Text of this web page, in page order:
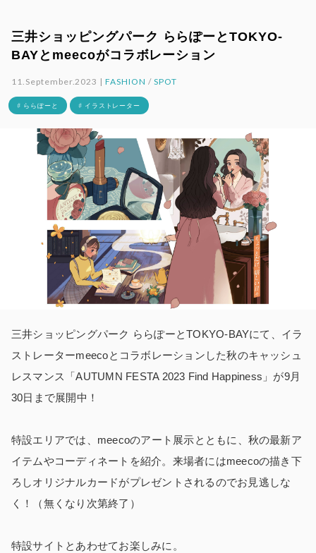
三井ショッピングパーク ららぽーとTOKYO-
BAYとmeecoがコラボレーション
11.September.2023 |FASHION / SPOT
# ららぽーと # イラストレーター
三井ショッピングパーク ららぽーとTOKYO-BAYにて、イラ
ストレーターmeecoとコラボレーションした秋のキャッシュ
レスマンス「AUTUMN FESTA 2023 Find Happiness」が9月
30日まで展開中！
特設エリアでは、meecoのアート展示とともに、秋の最新ア
イテムやコーディネートを紹介。来場者にはmeecoの描き下
ろしオリジナルカードがプレゼントされるのでお見逃しな
く！（無くなり次第終了）
特設サイトとあわせてお楽しみに。